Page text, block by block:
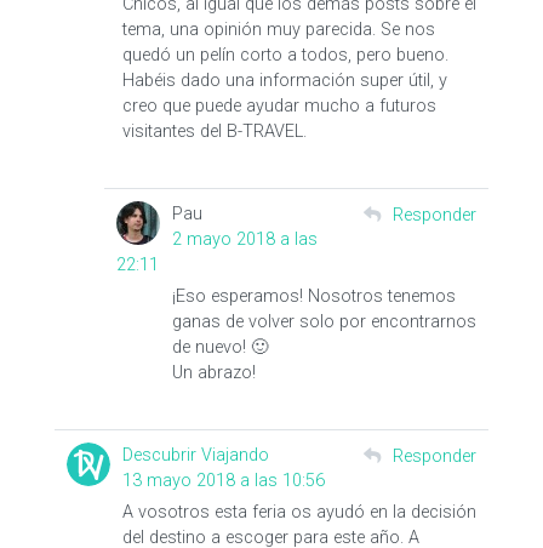
tema, una opinión muy parecida. Se nos
quedó un pelín corto a todos, pero bueno.
Habéis dado una información super útil, y
creo que puede ayudar mucho a futuros
visitantes del B-TRAVEL.
Pau
2 mayo 2018 a las
22:11
Responder
¡Eso esperamos! Nosotros tenemos
ganas de volver solo por encontrarnos
de nuevo! 🙂
Un abrazo!
Descubrir Viajando
13 mayo 2018 a las 10:56
Responder
A vosotros esta feria os ayudó en la decisión
del destino a escoger para este año. A